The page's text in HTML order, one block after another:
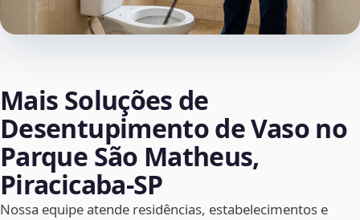
Mais Soluções de
Desentupimento de Vaso no
Parque São Matheus,
Piracicaba‑SP
Nossa equipe atende residências, estabelecimentos e